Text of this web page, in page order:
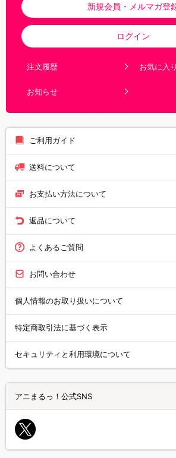
新規会員・メルマガ登
ログイン
注文履歴 お気に入
お知らせ
ご利用ガイド
送料について
お支払い方法について
返品について
よくあるご質問
お問い合わせ
個人情報のお取り扱いについて
特定商取引法に基づく表示
セキュリティと利用環境について
アニまるっ！公式SNS